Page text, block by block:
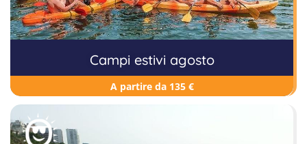
Campi estivi agosto
A partire da 135 €